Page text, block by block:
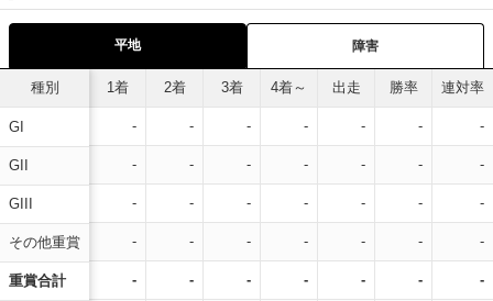
平地 障害
種別
GI
GII
GIII
その他重賞
重賞合計
1着 2着 3着 4着～ 出走 勝率 連対率
- - - - - - -
- - - - - - -
- - - - - - -
- - - - - - -
- - - - - - -